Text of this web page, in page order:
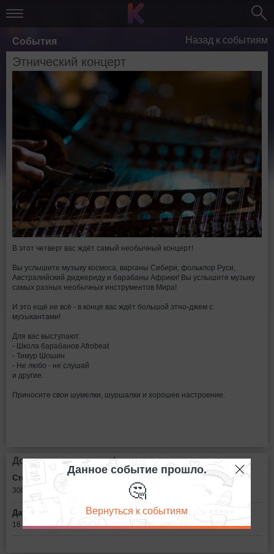
События Назад к событиям
Этнический концерт
В этот четверг вас ждёт самый необычный концерт!
Вы услышите музыку космоса, варганы Сибири, фольклор Руси,
Австралийский диджериду и барабаны Африки! Вы услышите музыку
самых разных необычных инструментов Мира!
И это ещё не всё - в конце вас ждёт большой этно-джем с
музыкантами!
Для вас выступают:
- Школа барабанов Afrobeat
- Тимур Шошин
- Не любо - не слушай
и другие.
Приносите свои шумелки, шуршалки и хорошее настроение.
Дополнительная информация
Стоимость билетов:
300
Дата:
16 февраля в 19:30
Данное событие прошло.
🤔
Вернуться к событиям